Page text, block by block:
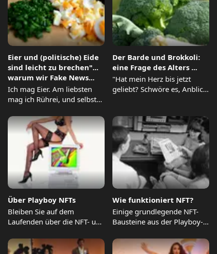
Eier und (politische) Eide
sind leicht zu brechen"...
warum wir Fake News...
Ich mag Eier. Am liebsten
mag ich Rührei, und selbst
Der Barde und Brokkoli:
eine Frage des Alters ...
"Hat mein Herz bis jetzt
geliebt? Schwöre es, Anblick!
Über Playboy NFTs
Bleiben Sie auf dem
Laufenden über die NFT- und
von Playboy
Wie funktioniert NFT?
Einige grundlegende NFT-
Bausteine aus der Playboy-